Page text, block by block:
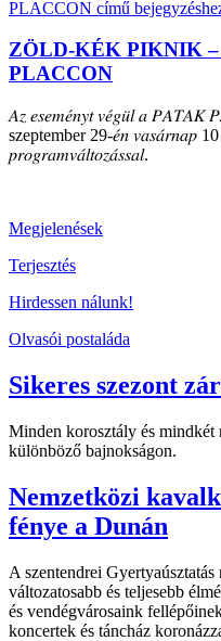
ZÖLD-KÉK PIKNIK –
PLACCON
𝐴𝑧 𝑒𝑠𝑒𝑚𝑒́𝑛𝑦𝑡 𝑣𝑒́𝑔𝑢̈𝑙 𝑎
szeptember 29-𝑒́𝑛 𝑣𝑎𝑠𝑎́𝑟𝑛𝑎𝑝 10
𝑝𝑟𝑜𝑔𝑟𝑎𝑚𝑣𝑎́𝑙𝑡𝑜𝑧𝑎́𝑠𝑠𝑎𝑙.
Megjelenések
Terjesztés
Hirdessen nálunk!
Olvasói postaláda
Sikeres szezont
Minden korosztály és mindkét
különböző bajnokságon.
Nemzetközi
fénye a Dunán
A szentendrei
változatosabb és teljesebb
és vendégvárosaink
koncertek és táncház